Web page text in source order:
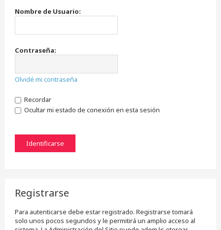
Nombre de Usuario:
Contraseña:
Olvidé mi contraseña
Recordar
Ocultar mi estado de conexión en esta sesión
Registrarse
Para autenticarse debe estar registrado. Registrarse tomará
solo unos pocos segundos y le permitirá un amplio acceso al